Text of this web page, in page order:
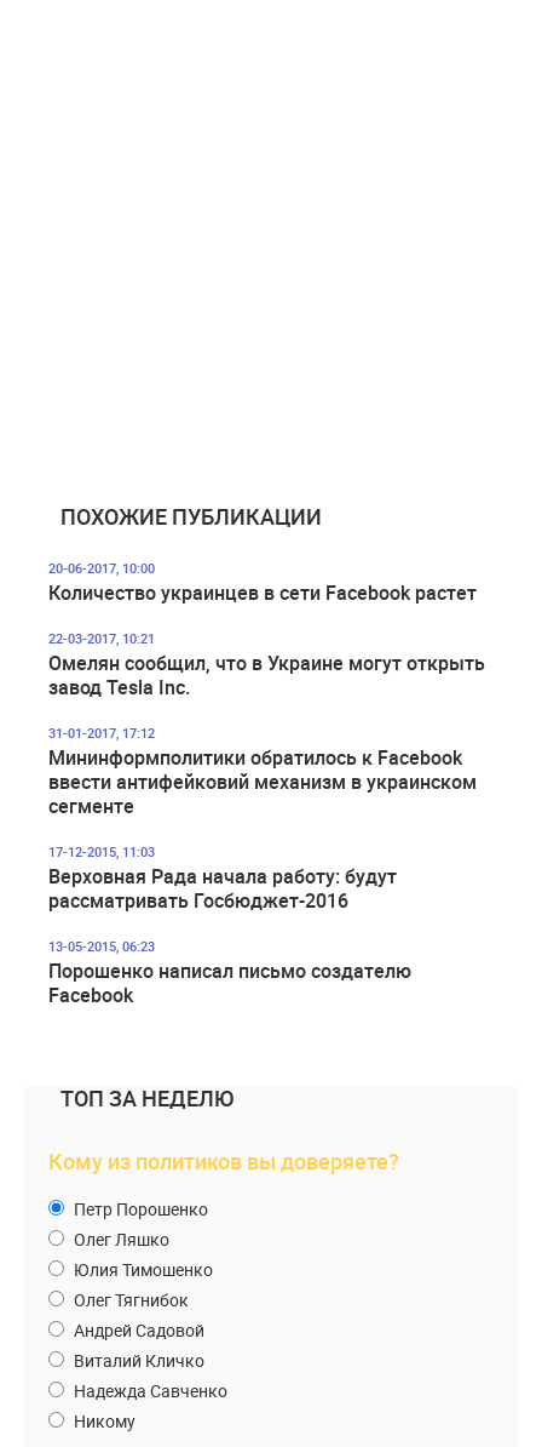
ПОХОЖИЕ ПУБЛИКАЦИИ
20-06-2017, 10:00
Количество украинцев в сети Facebook растет
22-03-2017, 10:21
Омелян сообщил, что в Украине могут открыть
завод Tesla Inc.
31-01-2017, 17:12
Мининформполитики обратилось к Facebook
ввести антифейковий механизм в украинском
сегменте
17-12-2015, 11:03
Верховная Рада начала работу: будут
рассматривать Госбюджет-2016
13-05-2015, 06:23
Порошенко написал письмо создателю
Facebook
ТОП ЗА НЕДЕЛЮ
Кому из политиков вы доверяете?
Петр Порошенко
Олег Ляшко
Юлия Тимошенко
Олег Тягнибок
Андрей Садовой
Виталий Кличко
Надежда Савченко
Никому